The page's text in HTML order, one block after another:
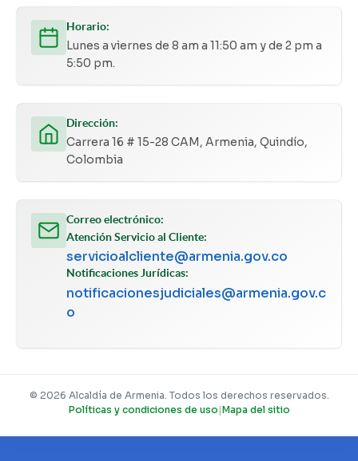
Horario:
Lunes a viernes de 8 am a 11:50 am y de 2 pm a
5:50 pm.
Dirección:
Carrera 16 # 15-28 CAM, Armenia, Quindío,
Colombia
Correo electrónico:
Atención Servicio al Cliente:
servicioalcliente@armenia.gov.co
Notificaciones Jurídicas:
notificacionesjudiciales@armenia.gov.c
o
© 2026 Alcaldía de Armenia. Todos los derechos reservados.
Políticas y condiciones de uso |Mapa del sitio